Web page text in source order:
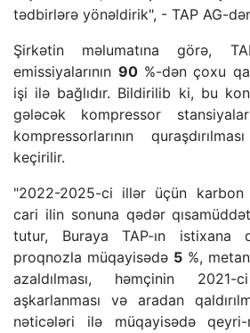
tədbirlərə yönəldirik", - TAP AG-
Şirkətin məlumatına görə,
emissiyalarının 90 %-dən çoxu
işi ilə bağlıdır. Bildirilib ki, bu
gələcək kompressor
kompressorlarının
keçirilir.
"2022-2025-ci illər üçün karbon
cari ilin sonuna qədər
tutur, Buraya TAP-ın istixana
proqnozla müqayisədə 5 %,
azaldılması, həmçinin 2021-
aşkarlanması və aradan
nəticələri ilə müqayisədə